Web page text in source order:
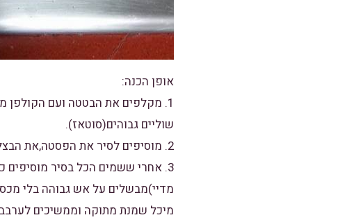
אופן הכנה:
1. מקלפים את הבטטה ועם
שוליים גבוהים(סוטאז).
2. מוסיפים לסיר את הפסטה,את הבצל ואת השום.
מיכל שמנת מתוקה וממשיכים